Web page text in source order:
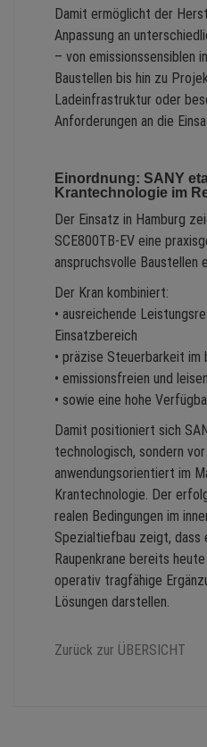
Damit ermöglicht der
Anpassung an
– von emissionssensiblen
Baustellen bis hin zu
Ladeinfrastruktur oder
Anforderungen an die
Einordnung: SANY
Krantechnologie im
Der Einsatz in Hamburg
SCE800TB-EV eine
anspruchsvolle Baustellen
Der Kran kombiniert:
• ausreichende
Einsatzbereich
• präzise Steuerbarkeit im
• emissionsfreien und
• sowie eine hohe
Damit positioniert sich
technologisch, sondern vor
anwendungsorientiert im
Krantechnologie. Der
realen Bedingungen im
Spezialtiefbau zeigt, dass
Raupenkrane bereits
operativ tragfähige
Lösungen darstellen.
Zurück zur ÜBERSICHT